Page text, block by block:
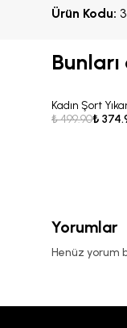
Ürün Kodu:
25% OFF
Kadın Şort
₺ 499.90₺
Yorumlar
Henüz yorum